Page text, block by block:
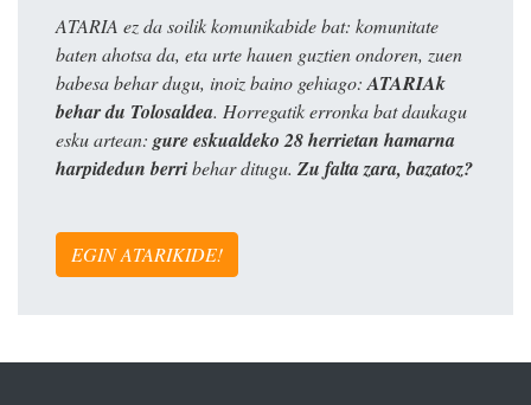
ATARIA ez da soilik komunikabide bat: komunitate
baten ahotsa da, eta urte hauen guztien ondoren, zuen
babesa behar dugu, inoiz baino gehiago: ATARIAk
behar du Tolosaldea. Horregatik erronka bat daukagu
esku artean: gure eskualdeko 28 herrietan hamarna
harpidedun berribehar ditugu. Zu falta zara, bazatoz?
EGIN ATARIKIDE!